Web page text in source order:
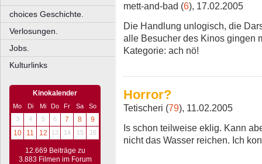
choices Geschichte.
Verlosungen.
Jobs.
Kulturlinks
Kinokalender
Mo Di Mi Do Fr Sa
So
3
4 5 6 7 8
9
10
11 12 13 14 15 16
12.669 Beiträge zu
3.883 Filmen im Forum
mett-and-bad (6), 17.02.2005
Die Handlung unlogisch, die
alle Besucher des Kinos gingen
Kategorie: ach nö!
Horror?
Tetischeri (79), 11.02.2005
Is schon teilweise eklig. Kann
nicht das Wasser reichen. Ich